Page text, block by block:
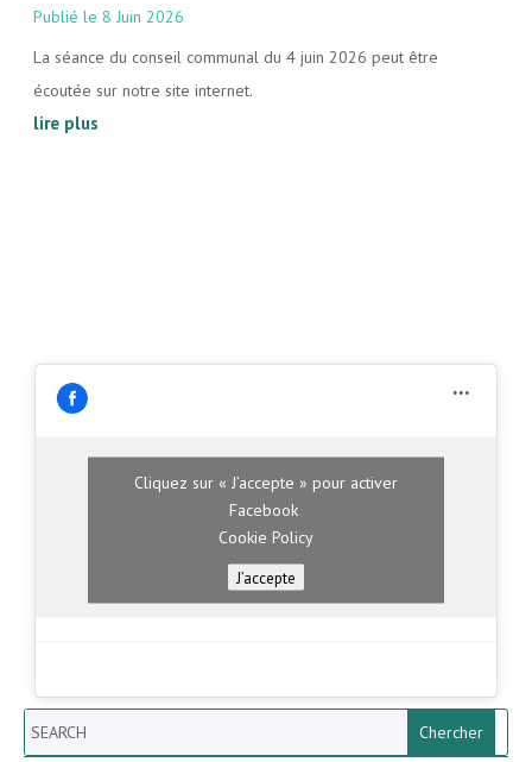
8 Juin 2026
La séance du conseil communal du 4 juin 2026 peut être
écoutée sur notre site internet.
lire plus
Cliquez sur « J’accepte » pour activer
Facebook
Cookie Policy
J’accepte
Search